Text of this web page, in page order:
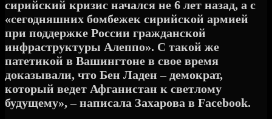
сирийский кризис начался не 6 лет назад, а с
«сегодняшних бомбежек сирийской армией
при поддержке России гражданской
инфраструктуры Алеппо». С такой же
патетикой в Вашингтоне в свое время
доказывали, что Бен Ладен – демократ,
который ведет Афганистан к светлому
будущему», – написала Захарова в Facebook.